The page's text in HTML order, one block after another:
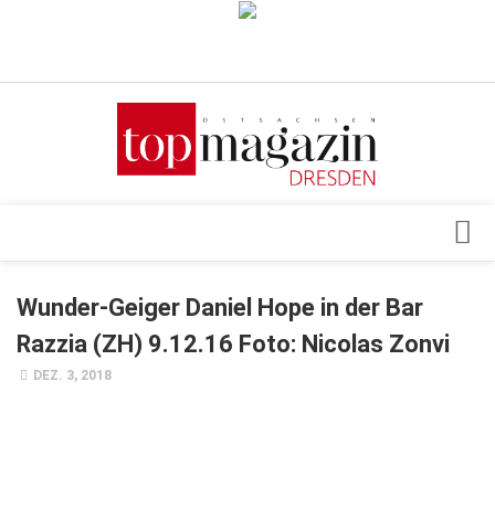
Verkaufsstellen
Top Gesundheitsforum Dresden / Ostsachsen
Mediadaten
Events
Wunder-Geiger Daniel Hope in der Bar
Razzia (ZH) 9.12.16 Foto: Nicolas Zonvi
DEZ. 3, 2018